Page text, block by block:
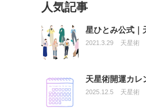
人気記事
星ひとみ公式｜
2021.3.29 天星術
天星術開運カレ
2025.12.5 天星術